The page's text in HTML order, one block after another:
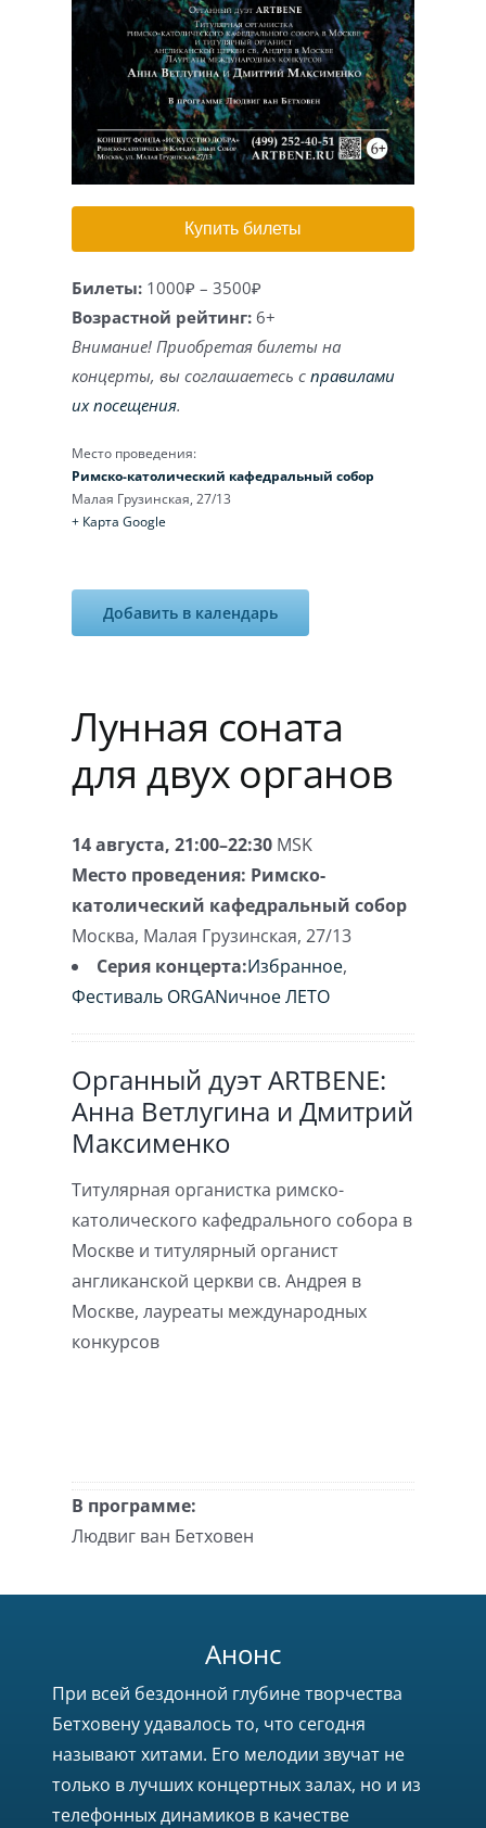
Игра на органе
Купить билеты
Билеты: 1000₽ – 3500₽
Возрастной рейтинг: 6+
Внимание! Приобретая билеты на
концерты, вы соглашаетесь справилами
их посещения.
Место проведения:
Римско-католический кафедральный собор
Малая Грузинская, 27/13
+ Карта Google
Добавить в календарь
Лунная соната
для двух органов
14 августа, 21:00–22:30 MSK
Место проведения: Римско-
католический кафедральный собор
Москва, Малая Грузинская, 27/13
Серия концерта:Избранное,
Фестиваль ORGANичное ЛЕТО
Органный дуэт ARTBENE:
Анна Ветлугина и Дмитрий
Максименко
Титулярная органистка римско-
католического кафедрального собора в
Москве и титулярный органист
англиканской церкви св. Андрея в
Москве, лауреаты международных
конкурсов
В программе:
Людвиг ван Бетховен
Анонс
При всей бездонной глубине творчества
Бетховену удавалось то, что сегодня
называют хитами. Его мелодии звучат не
только в лучших концертных залах, но и из
телефонных динамиков в качестве